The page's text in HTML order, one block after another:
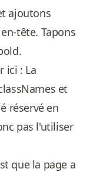
ajoutons
tête. Tapons
ici : La
et
réservé en
pas l'utiliser
que la page a